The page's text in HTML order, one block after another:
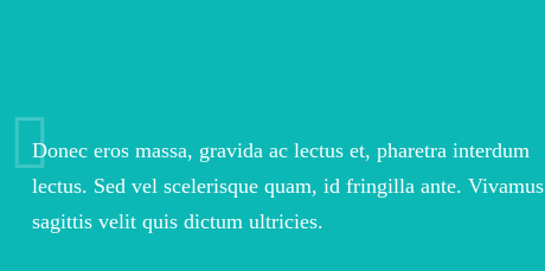
Donec eros massa, gravida ac lectus et, pharetra interdum
lectus. Sed vel scelerisque quam, id fringilla ante. Vivamus
sagittis velit quis dictum ultricies.